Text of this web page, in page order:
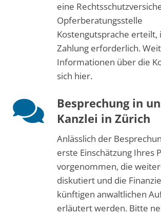
eine
Opferberatungsstelle
Kostengutsprache erteilt,
Zahlung erforderlich.
Informationen über die
sich hier.
Besprechung in
Kanzlei in Zürich
Anlässlich der
erste Einschätzung Ihres
vorgenommen, die
diskutiert und die
künftigen anwaltlichen
erläutert werden. Bitte